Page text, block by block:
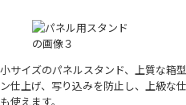
小サイズのパネルスタンド、上質な箱
ン仕上げ、写り込みを防止し、上級な
も使えます。